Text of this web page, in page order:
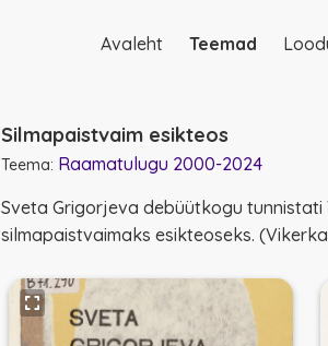
Põhinavigatsioon
Avaleht Teemad
Silmapaistvaim esikteos
Teema: Raamatulugu 2000-2024
Sveta Grigorjeva debüütkogu tunnistati
silmapaistvaimaks esikteoseks. (